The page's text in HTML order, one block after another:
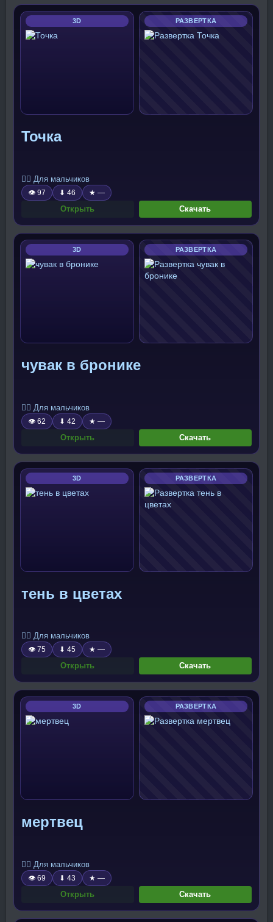
3D РАЗВЕРТКА
Точка
🧍‍♂️ Для мальчиков
👁 97 ⬇ 46 ★ —
Открыть Скачать
3D РАЗВЕРТКА
чувак в бронике
🧍‍♂️ Для мальчиков
👁 62 ⬇ 42 ★ —
Открыть Скачать
3D РАЗВЕРТКА
тень в цветах
🧍‍♂️ Для мальчиков
👁 75 ⬇ 45 ★ —
Открыть Скачать
3D РАЗВЕРТКА
мертвец
🧍‍♂️ Для мальчиков
👁 69 ⬇ 43 ★ —
Открыть Скачать